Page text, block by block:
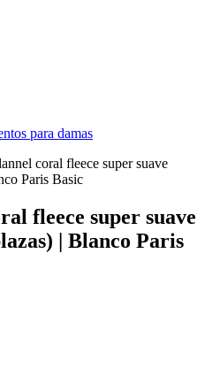
para damas
coral fleece super suave
Paris Basic
fleece super suave
| Blanco Paris